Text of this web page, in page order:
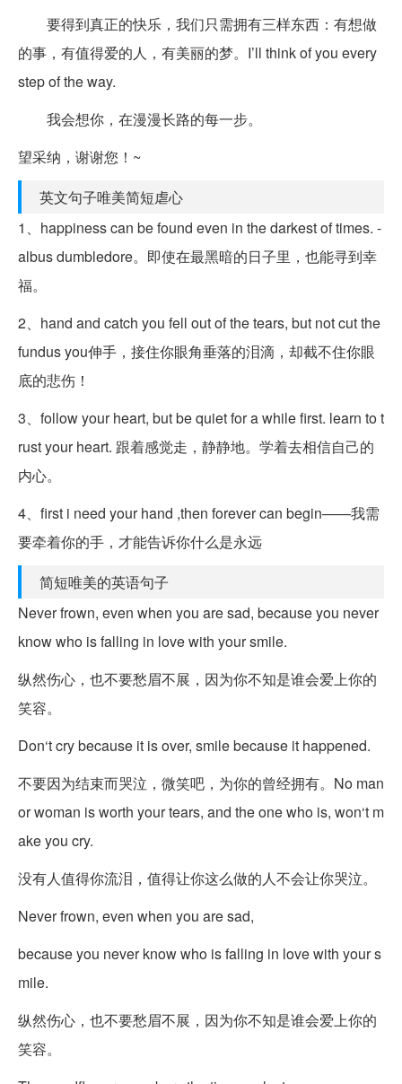
要得到真正的快乐，我们只需拥有三样东西：有想做
的事，有值得爱的人，有美丽的梦。I’ll think of you every
step of the way.
我会想你，在漫漫长路的每一步。
望采纳，谢谢您！~
英文句子唯美简短虐心
1、happiness can be found even in the darkest of times. -
albus dumbledore。即使在最黑暗的日子里，也能寻到幸
福。
2、hand and catch you fell out of the tears, but not cut the
fundus you伸手，接住你眼角垂落的泪滴，却截不住你眼
底的悲伤！
3、follow your heart, but be quiet for a while first. learn to t
rust your heart. 跟着感觉走，静静地。学着去相信自己的
内心。
4、first i need your hand ,then forever can begin——我需
要牵着你的手，才能告诉你什么是永远
简短唯美的英语句子
Never frown, even when you are sad, because you never
know who is falling in love with your smile.
纵然伤心，也不要愁眉不展，因为你不知是谁会爱上你的
笑容。
Don‘t cry because it is over, smile because it happened.
不要因为结束而哭泣，微笑吧，为你的曾经拥有。No man
or woman is worth your tears, and the one who is, won‘t m
ake you cry.
没有人值得你流泪，值得让你这么做的人不会让你哭泣。
Never frown, even when you are sad,
because you never know who is falling in love with your s
mile.
纵然伤心，也不要愁眉不展，因为你不知是谁会爱上你的
笑容。